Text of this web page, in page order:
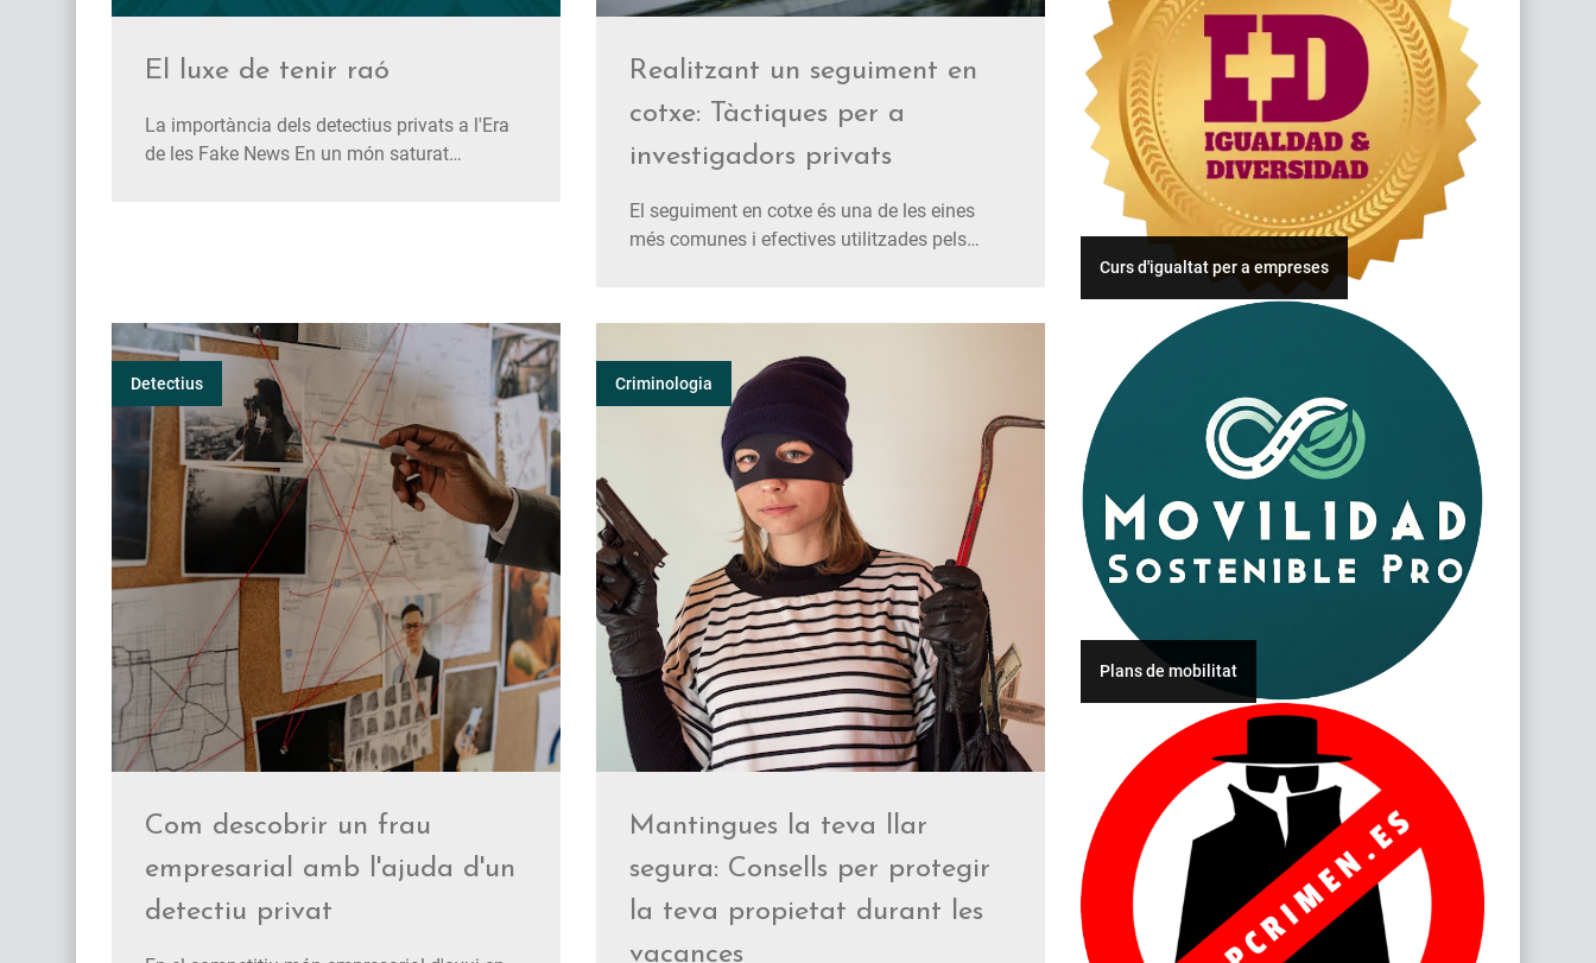
El luxe de tenir raó
La importància dels detectius privats a l'Era
de les Fake News En un món saturat
Realitzant un seguiment en
cotxe: Tàctiques per a
investigadors privats
El seguiment en cotxe és una de les eines
més comunes i efectives utilitzades pels
en investigacions d'infidelitat matrimonial,
disputes de custòdia, frau laboral o casos
d'assegurances, el seguime…
Detectius
Com descobrir un frau
empresarial amb l'ajuda d'un
detectiu privat
Criminologia
Mantingues la teva llar
segura: Consells per protegir
la teva propietat durant les
vacances
Curs d'igualtat per a empreses
Plans de mobilitat